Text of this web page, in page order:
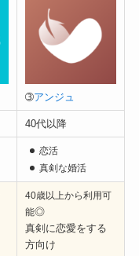
➂アンジュ
40代以降
恋活
真剣な婚活
40歳以上から利用可
能◎
真剣に恋愛をする
方向け